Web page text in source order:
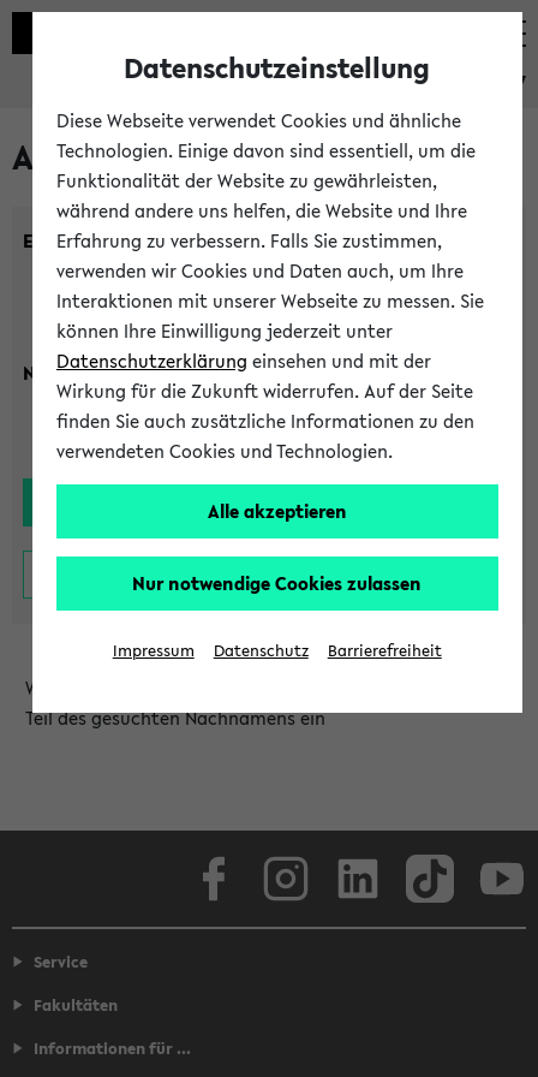
eKVV
Alle Lehrenden
Einrichtung:
Nachname:
Wählen Sie die Einrichtung aus und/oder geben Sie einen
Teil des gesuchten Nachnamens ein
Service
Fakultäten
Informationen für ...
Datenschutzeinstellung
Diese Webseite verwendet Cookies und ähnliche
Technologien. Einige davon sind essentiell, um die
Funktionalität der Website zu gewährleisten,
während andere uns helfen, die Website und Ihre
Erfahrung zu verbessern. Falls Sie zustimmen,
verwenden wir Cookies und Daten auch, um Ihre
Interaktionen mit unserer Webseite zu messen. Sie
können Ihre Einwilligung jederzeit unter
Datenschutzerklärung einsehen und mit der
Wirkung für die Zukunft widerrufen. Auf der Seite
finden Sie auch zusätzliche Informationen zu den
verwendeten Cookies und Technologien.
Alle akzeptieren
Nur notwendige Cookies zulassen
Impressum Datenschutz Barrierefreiheit